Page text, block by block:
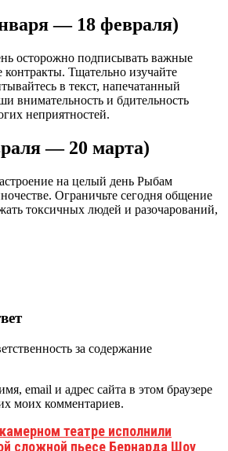
— 18 февраля)
осторожно подписывать важные
контракты. Тщательно изучайте
в текст, напечатанный
внимательность и бдительность
неприятностей.
— 20 марта)
на целый день Рыбам
Ограничьте сегодня общение
токсичных людей и разочарований,
за содержание
email и адрес сайта в этом браузере
моих комментариев.
театре исполнили
сложной пьесе Бернарда Шоу